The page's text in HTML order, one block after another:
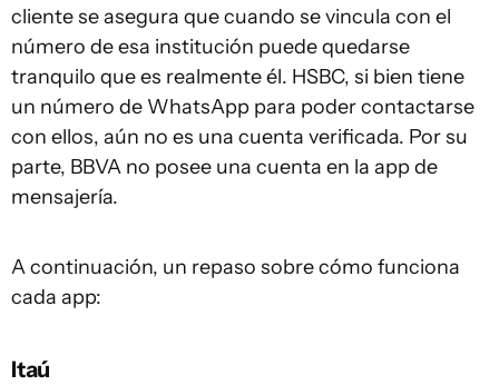
cliente se asegura que cuando se vincula con el
número de esa institución puede quedarse
tranquilo que es realmente él. HSBC, si bien tiene
un número de WhatsApp para poder contactarse
con ellos, aún no es una cuenta verificada. Por su
parte, BBVA no posee una cuenta en la app de
mensajería.
A continuación, un repaso sobre cómo funciona
cada app:
Itaú